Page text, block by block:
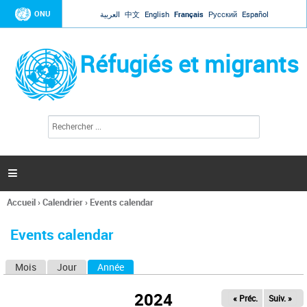
Jump to navigation
ONU العربية 中文 English Français Русский Español
Réfugiés et migrants
l
c
h
e

Vous
ici
Accueil›Calendrier› Events calendar
Events calendar
Mois Jour Année
2024 « Préc. Suiv. »